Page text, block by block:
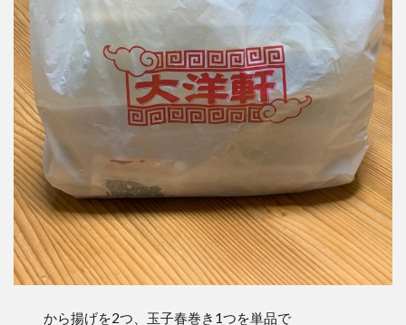
から揚げを2つ、玉子春巻き1つを単品で